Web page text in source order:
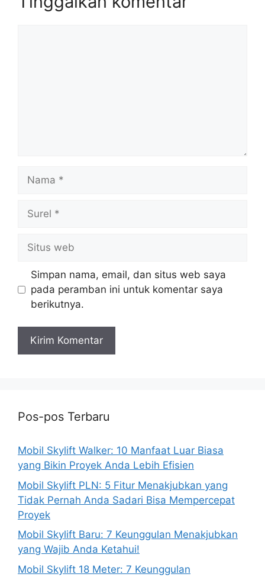
web
Simpan nama, email, dan situs web saya
pada peramban ini untuk komentar saya
berikutnya.
Pos-pos Terbaru
Mobil Skylift Walker: 10 Manfaat Luar Biasa
yang Bikin Proyek Anda Lebih Efisien
Mobil Skylift PLN: 5 Fitur Menakjubkan yang
Tidak Pernah Anda Sadari Bisa Mempercepat
Proyek
Mobil Skylift Baru: 7 Keunggulan Menakjubkan
yang Wajib Anda Ketahui!
Mobil Skylift 18 Meter: 7 Keunggulan